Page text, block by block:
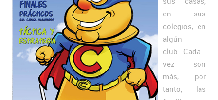
en sus
colegios, en
algún
club...Cada
vez son
más, por
tanto, las